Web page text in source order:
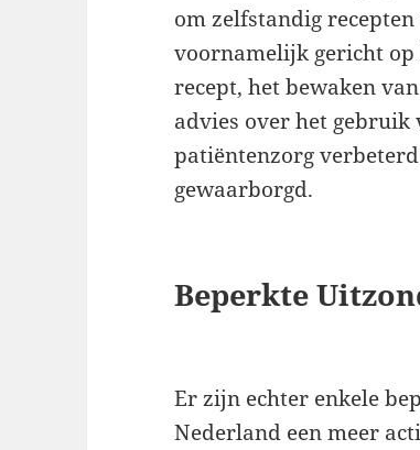
om zelfstandig
voornamelijk gericht
recept, het bewaken
advies over het
patiëntenzorg
gewaarborgd.
Beperkte
Er zijn echter enkele
Nederland een meer